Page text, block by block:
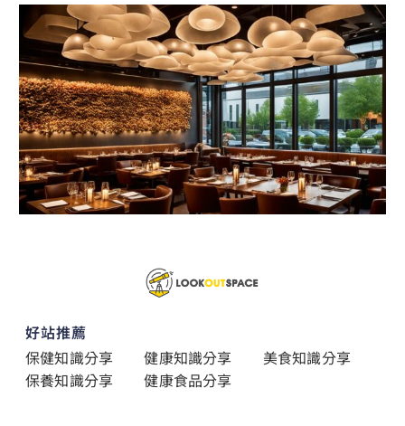
好站推薦
保健知識分享
健康知識分享
美食知識分享
保養知識分享
健康食品分享